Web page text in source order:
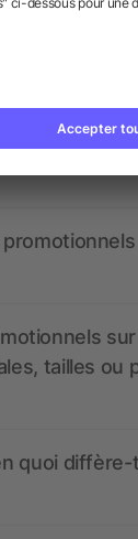
les
?
tailles ou
quoi